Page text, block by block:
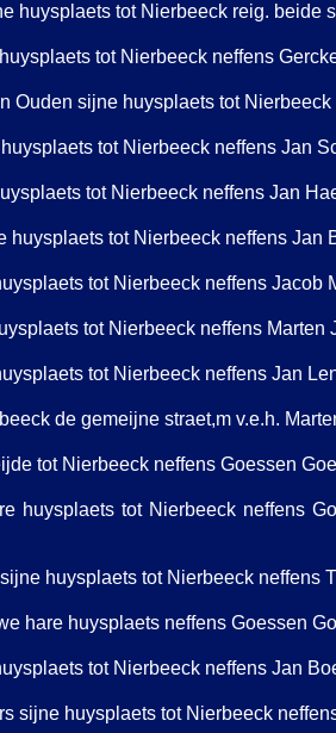
huysplaets tot Nierbeeck reig. beide
tot Nierbeeck neffens
Ouden sijne huysplaets tot
tot Nierbeeck neffens Jan
tot Nierbeeck neffens Jan
huysplaets tot Nierbeeck neffens
tot Nierbeeck neffens Jacob
tot Nierbeeck neffens Marten
tot Nierbeeck neffens Jan
de gemeijne straet,m v.e.h.
tot Nierbeeck neffens Goessen
huysplaets tot Nierbeeck neffens
huysplaets tot Nierbeeck neffens
hare huysplaets neffens Goessen
tot Nierbeeck neffens Jan
sijne huysplaets tot Nierbeeck